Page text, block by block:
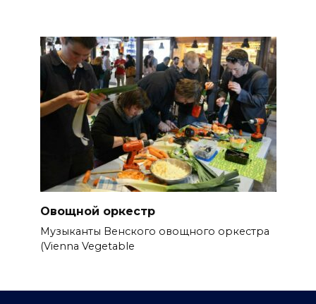
Овощной оркестр
Музыканты Венского овощного оркестра
(Vienna Vegetable